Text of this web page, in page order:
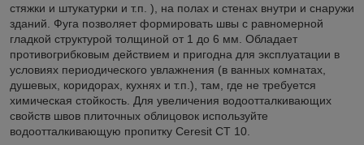
стяжки и штукатурки и т.п. ), на полах и стенах внутри и снаружи
зданий. Фуга позволяет формировать швы с равномерной
гладкой структурой толщиной от 1 до 6 мм. Обладает
противогрибковым действием и пригодна для эксплуатации в
условиях периодического увлажнения (в ванных комнатах,
душевых, коридорах, кухнях и т.п.), там, где не требуется
химическая стойкость. Для увеличения водоотталкивающих
свойств швов плиточных облицовок используйте
водоотталкивающую пропитку Ceresit CT 10.